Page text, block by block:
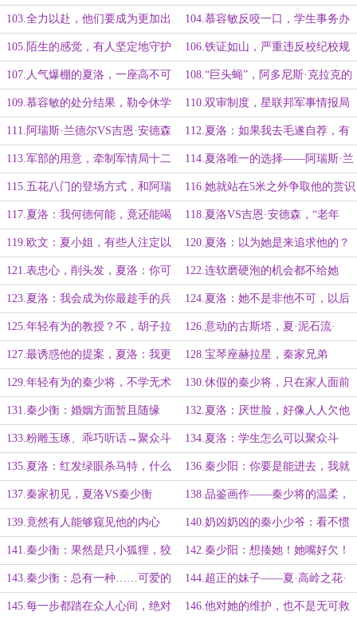
来！
103.全力以赴，他们要成为更加出
色的联邦军人！
104.慕容敏反咬一口，学生事务办
的调查
105.陌生的感觉，有人坚定地守护
在她后方
106.铁证如山，严重违反校纪校规
的慕容敏
107.人气爆棚的夏洛，一座高不可
攀的山峰
108.“巨头蝇”，阿多尼斯·克拉克的
专业
109.慕容敏的处分结果，勒令休学
反省！
110.双审制度，星联邦军事情报局
介入调查
111.阿瑞斯·兰德尔VS吉恩·安德森 112.夏洛：如果我去毛遂自荐，有
没有哪个人可能会接受？
113.军部的用意，牵制军情局十二
处的力量
114.夏洛唯一的选择——阿瑞斯·兰
德尔
115.五花八门的登场方式，和阿瑞
斯·兰德尔的各种“邂逅”、“偶遇”
116.她就站在5米之外争取他的赏识
117.夏洛：我何德何能，竟还能喝
上安德森处长的茶
118.夏洛VS吉恩·安德森，“老年
人”的聊天方式
119.欧文：夏小姐，有些人注定以
事业为重
120.夏洛：以为她是来追求他的？
心情无以言表！
121.表忠心，削头发，夏洛：你可
以把我当成男的
122.连软磨硬泡的机会都不给她
123.夏洛：我会成为你最趁手的兵
刃！
124.夏洛：她不是非他不可，以后
只当不认识
125.年轻有为的教授？不，胡子拉
渣的！
126.意动的古斯塔，夏·泥石流·
洛：我人缘比较好
127.最诱惑他的提案，夏洛：我更
强，也更听话
128.宝琴座赫拉星，秦家兄弟
129.年轻有为的秦少将，不学无术
的秦少阳
130.休假的秦少将，只在家人面前
展露的温柔
131.秦少衡：婚姻方面暂且随缘 132.夏洛：厌世脸，好像人人欠他
几百顿饭
133.粉雕玉琢、乖巧听话→聚众斗
殴
134.夏洛：学生怎么可以聚众斗
殴？得找警察叔叔
135.夏洛：红发绿眼杀马特，什么
玩意儿？
136.秦少阳：你要是能进去，我就
喊你一声“姐”
137.秦家初见，夏洛VS秦少衡 138.品鉴画作——秦少将的温柔，
真是一柄利刃
139.竟然有人能够窥见他的内心 140.奶凶奶凶的秦小少爷：看不惯
你却又干不掉你
141.秦少衡：果然是只小狐狸，狡
猾得很
142.秦少阳：想揍她！她嘴好欠！
143.秦少衡：总有一种……可爱的
感觉
144.超正的妹子——夏·高岭之花·
洛
145.每一步都踏在众人心间，绝对 146.他对她的维护，也不是无可救